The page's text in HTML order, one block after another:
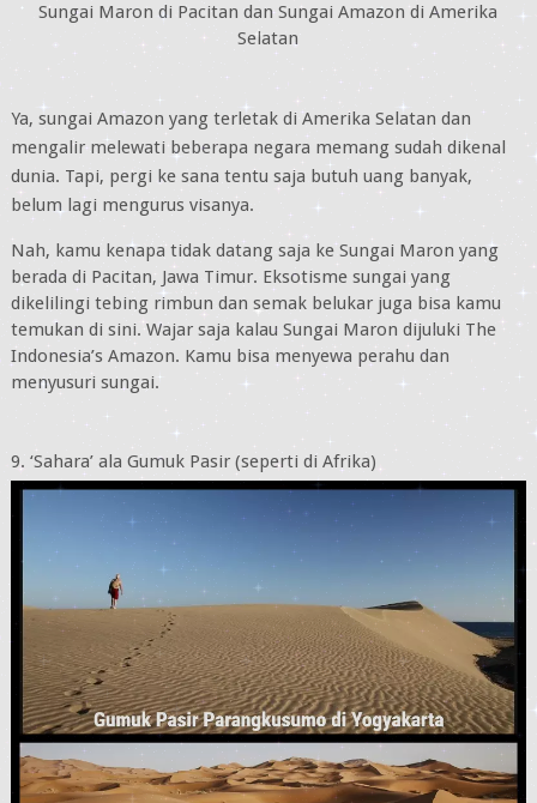
Sungai Maron di Pacitan dan Sungai Amazon di Amerika
Selatan
Ya, sungai Amazon yang terletak di Amerika Selatan dan
mengalir melewati beberapa negara memang sudah dikenal
dunia. Tapi, pergi ke sana tentu saja butuh uang banyak,
belum lagi mengurus visanya.
Nah, kamu kenapa tidak datang saja ke Sungai Maron yang
berada di Pacitan, Jawa Timur. Eksotisme sungai yang
dikelilingi tebing rimbun dan semak belukar juga bisa kamu
temukan di sini. Wajar saja kalau Sungai Maron dijuluki The
Indonesia’s Amazon. Kamu bisa menyewa perahu dan
menyusuri sungai.
9. ‘Sahara’ ala Gumuk Pasir (seperti di Afrika)